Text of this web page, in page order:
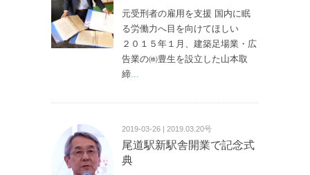
元受刑者の雇用を支援 国内に眠
る労働力へ目を向けてほしい
２０１５年１月、建築足場業・広
告業の㈱豊生を設立した山本取
締...
2019-03-26 | 2019.03.20号
尾道駅新駅舎開業で記念式
典